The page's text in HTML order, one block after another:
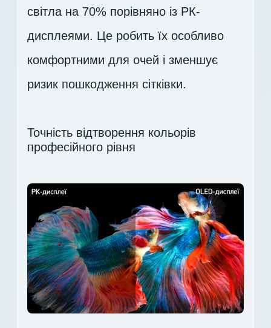
світла на 70% порівняно із РК-
дисплеями. Це робить їх особливо
комфортними для очей і зменшує
ризик пошкодження сітківки.
Точність відтворення кольорів
професійного рівня